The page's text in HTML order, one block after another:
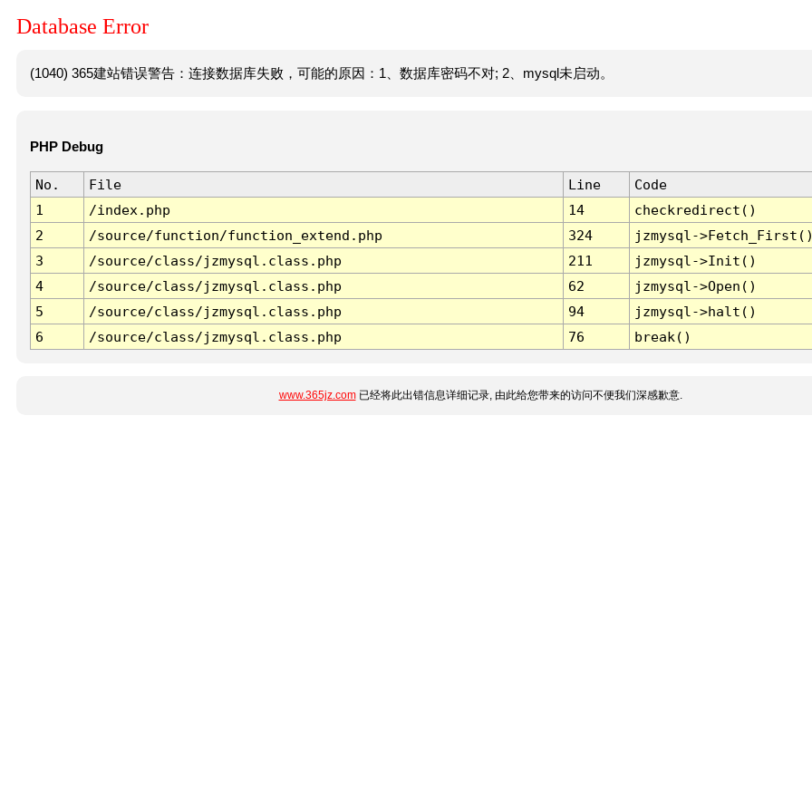
Database Error
(1040) 365建站错误警告：连接数据库失败，可能的原因：1、数据库密码不对; 2、mysql未启动。
PHP Debug
No. File Line
Code
1
/index.php 14
checkredirect()
2
/source/function/function_extend.php 324
jzmysql-
3
/source/class/jzmysql.class.php 211
jzmysql->Init()
4
/source/class/jzmysql.class.php 62
jzmysql->Open()
5
/source/class/jzmysql.class.php 94
jzmysql->halt()
6
/source/class/jzmysql.class.php 76 break()
www.365jz.com已经将此出错信息详细记录, 由此给您带来的访问不便我们深感歉意.